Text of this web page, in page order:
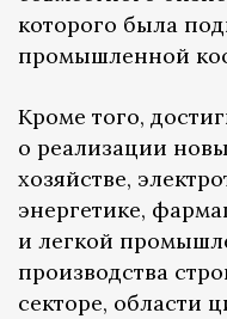
которого была
промышленной
Кроме того,
о реализации
хозяйстве,
энергетике,
и легкой
производства
секторе, области